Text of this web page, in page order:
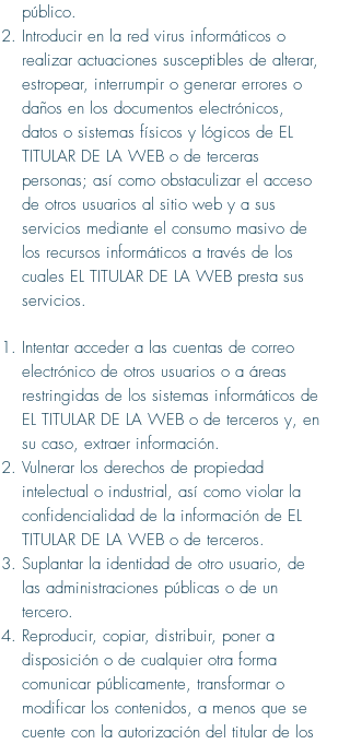
público.
Introducir en la red virus informáticos o
realizar actuaciones susceptibles de alterar,
estropear, interrumpir o generar errores o
daños en los documentos electrónicos,
datos o sistemas físicos y lógicos de EL
TITULAR DE LA WEB o de terceras
personas; así como obstaculizar el acceso
de otros usuarios al sitio web y a sus
servicios mediante el consumo masivo de
los recursos informáticos a través de los
cuales EL TITULAR DE LA WEB presta sus
servicios.
Intentar acceder a las cuentas de correo
electrónico de otros usuarios o a áreas
restringidas de los sistemas informáticos de
EL TITULAR DE LA WEB o de terceros y, en
su caso, extraer información.
Vulnerar los derechos de propiedad
intelectual o industrial, así como violar la
confidencialidad de la información de EL
TITULAR DE LA WEB o de terceros.
Suplantar la identidad de otro usuario, de
las administraciones públicas o de un
tercero.
Reproducir, copiar, distribuir, poner a
disposición o de cualquier otra forma
comunicar públicamente, transformar o
modificar los contenidos, a menos que se
cuente con la autorización del titular de los